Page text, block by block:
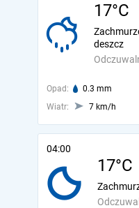
17°C
deszcz
Opad: 0.3 mm
Wiatr:
7 km/h
04:00
17°C